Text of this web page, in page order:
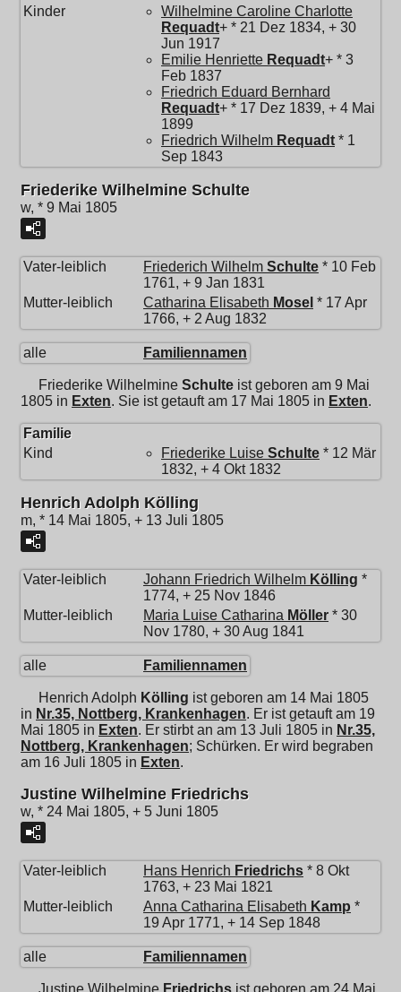
Kinder
Wilhelmine Caroline Charlotte
Requadt+ * 21 Dez 1834, + 30
Jun 1917
Emilie Henriette Requadt+ * 3
Feb 1837
Friedrich Eduard Bernhard
Requadt+ * 17 Dez 1839, + 4 Mai
1899
Friedrich Wilhelm Requadt * 1
Sep 1843
Friederike Wilhelmine Schulte
w, * 9 Mai 1805
Vater-leiblich Friederich Wilhelm Schulte * 10 Feb
1761, + 9 Jan 1831
Mutter-leiblich
Catharina Elisabeth Mosel * 17 Apr
1766, + 2 Aug 1832
alle Familiennamen
Friederike Wilhelmine Schulte ist geboren am 9 Mai
1805 in Exten. Sie ist getauft am 17 Mai 1805 in Exten.
Familie
Kind
Friederike Luise Schulte * 12 Mär
1832, + 4 Okt 1832
Henrich Adolph Kölling
m, * 14 Mai 1805, + 13 Juli 1805
Vater-leiblich Johann Friedrich Wilhelm Kölling *
1774, + 25 Nov 1846
Mutter-leiblich
Maria Luise Catharina Möller * 30
Nov 1780, + 30 Aug 1841
alle Familiennamen
Henrich Adolph Kölling ist geboren am 14 Mai 1805
in Nr.35, Nottberg, Krankenhagen. Er ist getauft am 19
Mai 1805 in Exten. Er stirbt an am 13 Juli 1805 in Nr.35,
Nottberg, Krankenhagen; Schürken. Er wird begraben
am 16 Juli 1805 in Exten.
Justine Wilhelmine Friedrichs
w, * 24 Mai 1805, + 5 Juni 1805
Vater-leiblich Hans Henrich Friedrichs * 8 Okt
1763, + 23 Mai 1821
Mutter-leiblich
Anna Catharina Elisabeth Kamp *
19 Apr 1771, + 14 Sep 1848
alle Familiennamen
Justine Wilhelmine Friedrichs ist geboren am 24 Mai